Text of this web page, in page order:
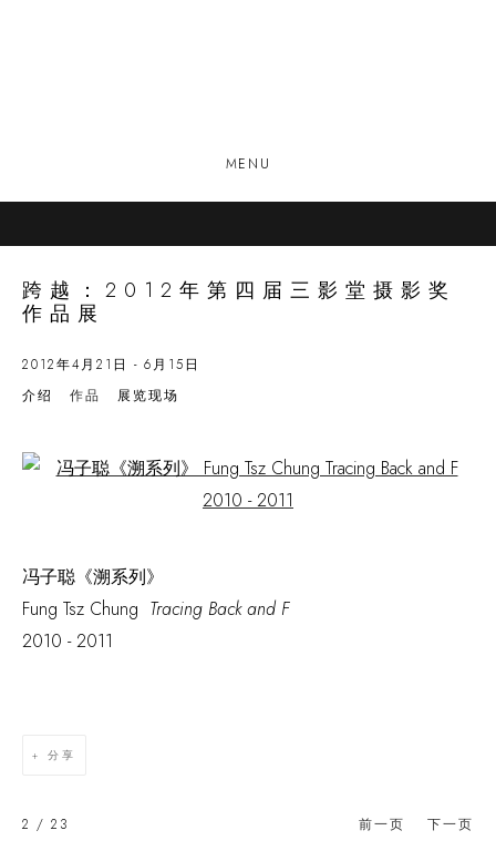
MENU
跨越：2012年第四届三影堂摄影奖
作品展
2012年4月21日 - 6月15日
介绍
作品 展览现场
Open a larger version of the following image in a popup:
冯子聪《溯系列》
Fung Tsz Chung Tracing Back and F
2010 - 2011
分享
前一页 下一页
2 / 23